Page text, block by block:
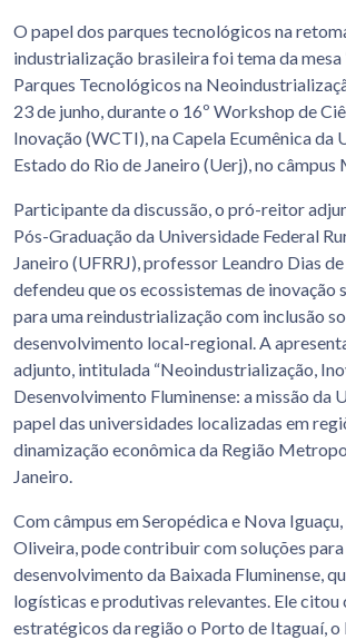
O papel dos parques tecnológicos na
industrialização brasileira foi tema da mesa
Parques Tecnológicos na
23 de junho, durante o 16º Workshop de
Inovação (WCTI), na Capela Ecumênica da
Estado do Rio de Janeiro (Uerj), no câmpus
Participante da discussão, o pró-reitor
Pós-Graduação da Universidade Federal
Janeiro (UFRRJ), professor Leandro Dias
defendeu que os ecossistemas de inovação
para uma reindustrialização com inclusão
desenvolvimento local-regional. A
adjunto, intitulada “Neoindustrialização,
Desenvolvimento Fluminense: a missão da
papel das universidades localizadas em
dinamização econômica da Região
Janeiro.
Com câmpus em Seropédica e Nova Iguaçu,
Oliveira, pode contribuir com soluções para
desenvolvimento da Baixada Fluminense,
logísticas e produtivas relevantes. Ele citou
estratégicos da região o Porto de Itaguaí, o